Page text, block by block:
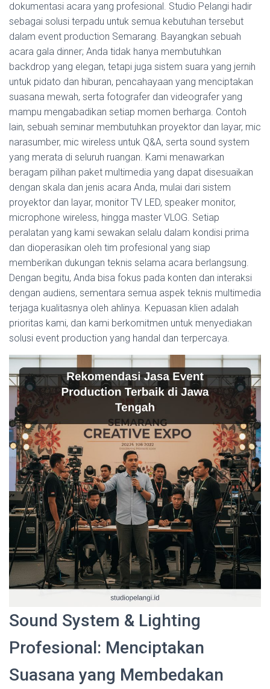
dokumentasi acara yang profesional. Studio Pelangi hadir
sebagai solusi terpadu untuk semua kebutuhan tersebut
dalam event production Semarang. Bayangkan sebuah
acara gala dinner; Anda tidak hanya membutuhkan
backdrop yang elegan, tetapi juga sistem suara yang jernih
untuk pidato dan hiburan, pencahayaan yang menciptakan
suasana mewah, serta fotografer dan videografer yang
mampu mengabadikan setiap momen berharga. Contoh
lain, sebuah seminar membutuhkan proyektor dan layar, mic
narasumber, mic wireless untuk Q&A, serta sound system
yang merata di seluruh ruangan. Kami menawarkan
beragam pilihan paket multimedia yang dapat disesuaikan
dengan skala dan jenis acara Anda, mulai dari sistem
proyektor dan layar, monitor TV LED, speaker monitor,
microphone wireless, hingga master VLOG. Setiap
peralatan yang kami sewakan selalu dalam kondisi prima
dan dioperasikan oleh tim profesional yang siap
memberikan dukungan teknis selama acara berlangsung.
Dengan begitu, Anda bisa fokus pada konten dan interaksi
dengan audiens, sementara semua aspek teknis multimedia
terjaga kualitasnya oleh ahlinya. Kepuasan klien adalah
prioritas kami, dan kami berkomitmen untuk menyediakan
solusi event production yang handal dan terpercaya.
Sound System & Lighting
Profesional: Menciptakan
Suasana yang Membedakan